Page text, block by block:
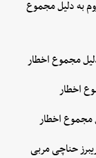
به دلیل مجموع
مجموع اخطار
اخطار
مجموع اخطار
حناچی مربی